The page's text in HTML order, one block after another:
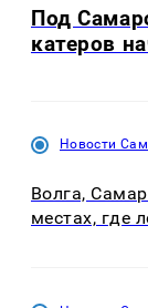
Под
катеров
Новости
Волга,
местах, где